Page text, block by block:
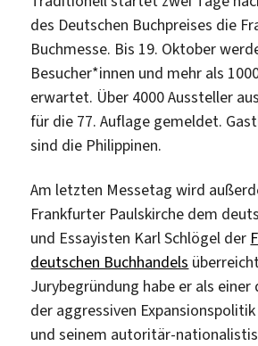
des Deutschen Buchpreises die
Buchmesse. Bis 19. Oktober
Besucher*innen und mehr als
erwartet. Über 4000 Aussteller
für die 77. Auflage gemeldet.
sind die Philippinen.
Am letzten Messetag wird
Frankfurter Paulskirche dem
und Essayisten Karl Schlögel der
deutschen Buchhandels
Jurybegründung habe er als einer
der aggressiven
und seinem autoritär-